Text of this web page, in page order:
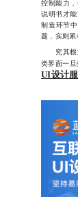
控制能力
说明书才
制造环节
题，实则累
究其根源
类界面一
UI设计